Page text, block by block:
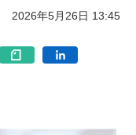
2026年5月26日 13:45